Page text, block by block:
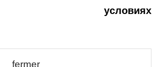
условиях
fermer